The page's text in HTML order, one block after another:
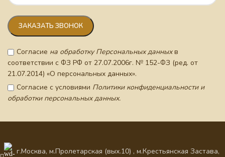
Согласие на обработку Персональных данныхв
соответствии с ФЗ РФ от 27.07.2006г. № 152-ФЗ (ред. от
21.07.2014) «О персональных данных».
Согласие с условиями Политики конфиденциальности и
обработки персональных данных.
г.Москва, м.Пролетарская (вых.10) , м.Крестьянская Застава,